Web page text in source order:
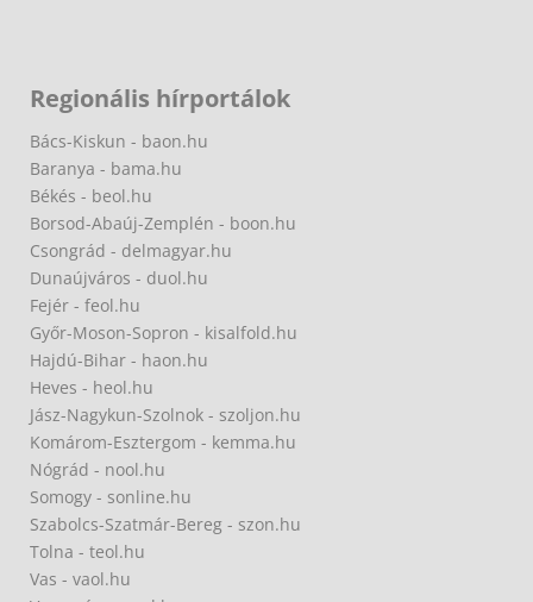
Regionális hírportálok
Bács-Kiskun - baon.hu
Baranya - bama.hu
Békés - beol.hu
Borsod-Abaúj-Zemplén - boon.hu
Csongrád - delmagyar.hu
Dunaújváros - duol.hu
Fejér - feol.hu
Győr-Moson-Sopron - kisalfold.hu
Hajdú-Bihar - haon.hu
Heves - heol.hu
Jász-Nagykun-Szolnok - szoljon.hu
Komárom-Esztergom - kemma.hu
Nógrád - nool.hu
Somogy - sonline.hu
Szabolcs-Szatmár-Bereg - szon.hu
Tolna - teol.hu
Vas - vaol.hu